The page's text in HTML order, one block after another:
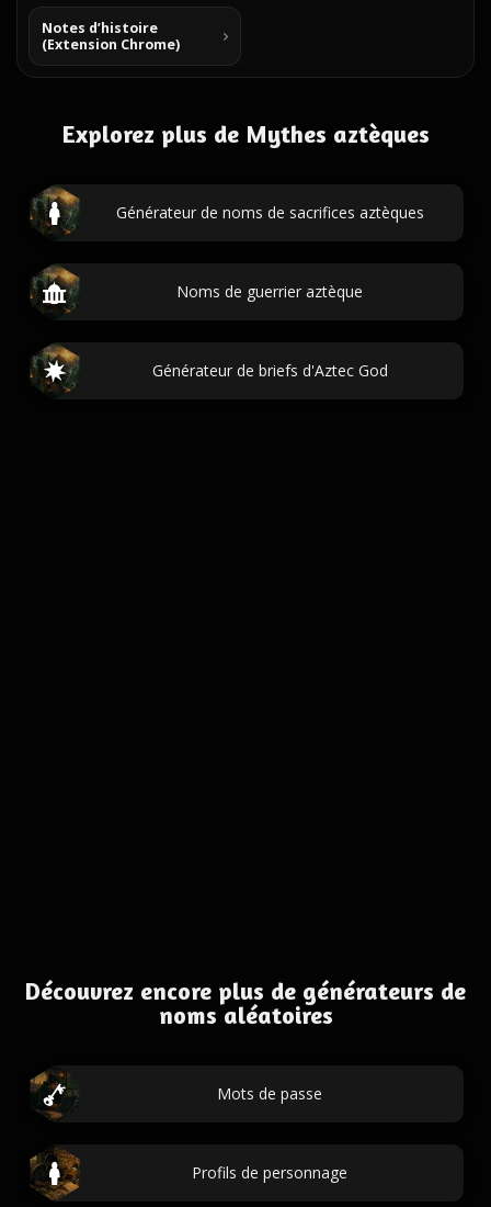
Notes d’histoire
(Extension Chrome)
Explorez plus de Mythes aztèques
Générateur de noms de sacrifices aztèques
Noms de guerrier aztèque
Générateur de briefs d'Aztec God
Découvrez encore plus de générateurs de
noms aléatoires
Mots de passe
Profils de personnage